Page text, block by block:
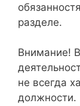
разделе.
Внимание!
не всегда
должности.